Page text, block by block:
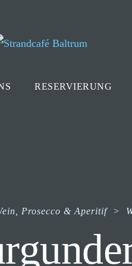
RESERVIERUNG
Prosecco & Aperitif >